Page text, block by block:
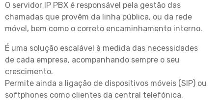
O servidor IP PBX é responsável pela gestão das
chamadas que provêm da linha pública, ou da rede
móvel, bem como o correto encaminhamento interno.
É uma solução escalável à medida das necessidades
de cada empresa, acompanhando sempre o seu
crescimento.
Permite ainda a ligação de dispositivos móveis (SIP) ou
softphones como clientes da central telefónica.